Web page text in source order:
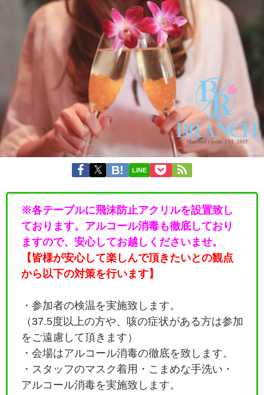
LINE
※各テーブルに飛沫防止アクリルを設置致し
ております。アルコール消毒も徹底しており
ますので、安心してお越しくださいませ。
【皆様が安心して楽しんで頂きたいとの観点
から以下の対策を行います】
・参加者の検温を実施致します。
（37.5度以上の方や、咳の症状がある方は参加
をご遠慮して頂きます）
・会場はアルコール消毒の徹底を致します。
・ スタッフのマスク着用・こまめな手洗い・
アルコール消毒を実施致します。